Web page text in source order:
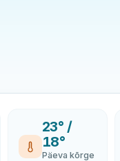
23° /
18°
Päeva kõrge